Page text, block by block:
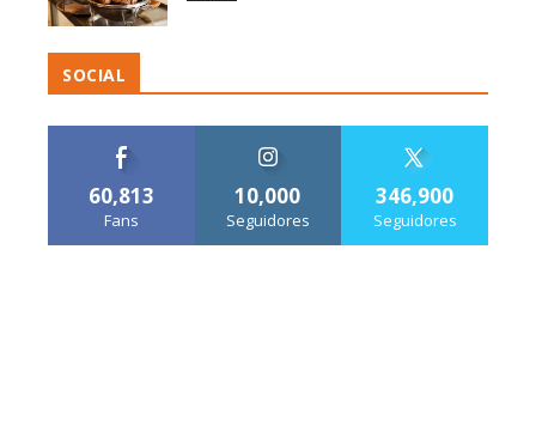
SOCIAL
60,813
Fans
10,000
Seguidores
346,900
Seguidores